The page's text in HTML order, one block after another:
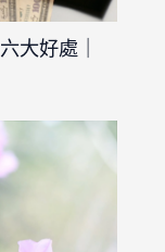
大好處｜